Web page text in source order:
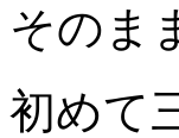
そのま
初めて